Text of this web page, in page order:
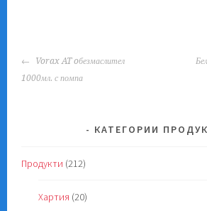
POST
NAVIGATION
Vorax AT oбезмаслител
1000мл. с помпа
КАТЕГОРИИ
Продукти (212)
Хартия (20)